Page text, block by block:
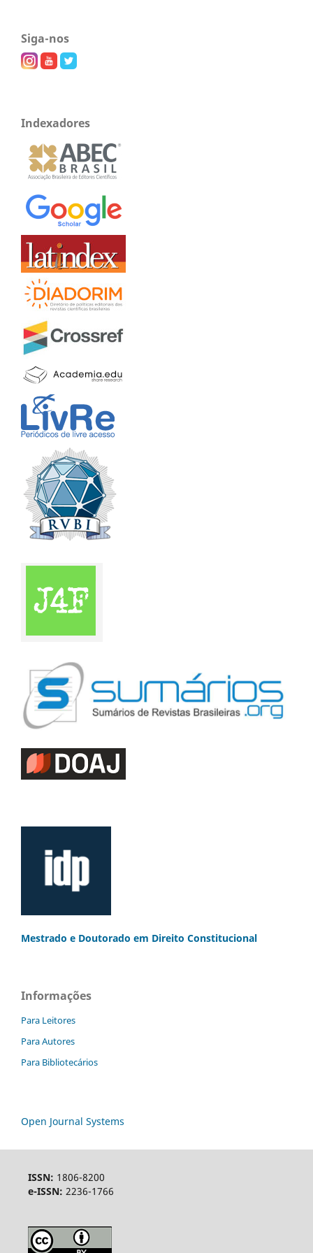
Siga-nos
Indexadores
Mestrado e Doutorado em Direito Constitucional
Informações
Para Leitores
Para Autores
Para Bibliotecários
Open Journal Systems
ISSN: 1806-8200
e-ISSN: 2236-1766